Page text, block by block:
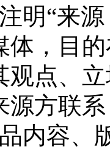
明“来
体，目
观点、
源方联
内容、